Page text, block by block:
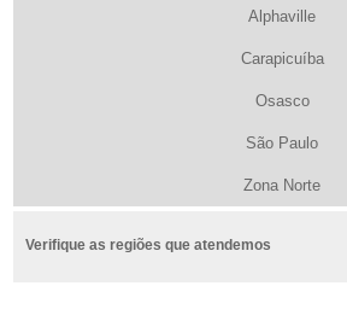
Alphaville
Carapicuíba
Osasco
São Paulo
Zona Norte
Verifique as regiões que atendemos